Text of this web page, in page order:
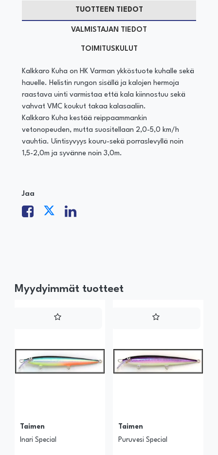
TUOTTEEN TIEDOT
VALMISTAJAN TIEDOT
TOIMITUSKULUT
Kalkkaro Kuha on HK Varman ykköstuote kuhalle sekä
hauelle. Helistin rungon sisällä ja kalojen hermoja
raastava uinti varmistaa että kala kiinnostuu sekä
vahvat VMC koukut takaa kalasaaliin.
Kalkkaro Kuha kestää reippaammankin
vetonopeuden, mutta suositellaan 2,0-5,0 km/h
vauhtia. Uintisyvyys kouru-sekä porraslevyllä noin
1,5-2,0m ja syvänne noin 3,0m.
Jaa
Myydyimmät tuotteet
Taimen
Inari Special
Taimen
Puruvesi Special